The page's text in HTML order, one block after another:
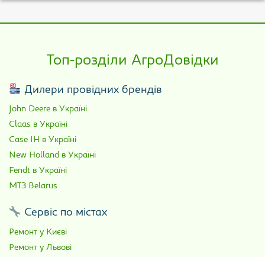
Топ-розділи АгроДовідки
Дилери провідних брендів
John Deere в Україні
Claas в Україні
Case IH в Україні
New Holland в Україні
Fendt в Україні
МТЗ Belarus
Сервіс по містах
Ремонт у Києві
Ремонт у Львові